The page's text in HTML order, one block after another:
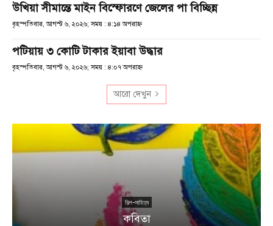
উখিয়া সীমান্তে মাইন বিস্ফোরণে জেলের পা বিচ্ছিন্ন
বৃহস্পতিবার, আগস্ট ৬, ২০২৬; সময় : ৪:১৪ অপরাহ্ণ
পটিয়ায় ৩ কোটি টাকার ইয়াবা উদ্ধার
বৃহস্পতিবার, আগস্ট ৬, ২০২৬; সময় : ৪:০৭ অপরাহ্ণ
আরো দেখুন
শিল্প-সাহিত্য
কবিতা